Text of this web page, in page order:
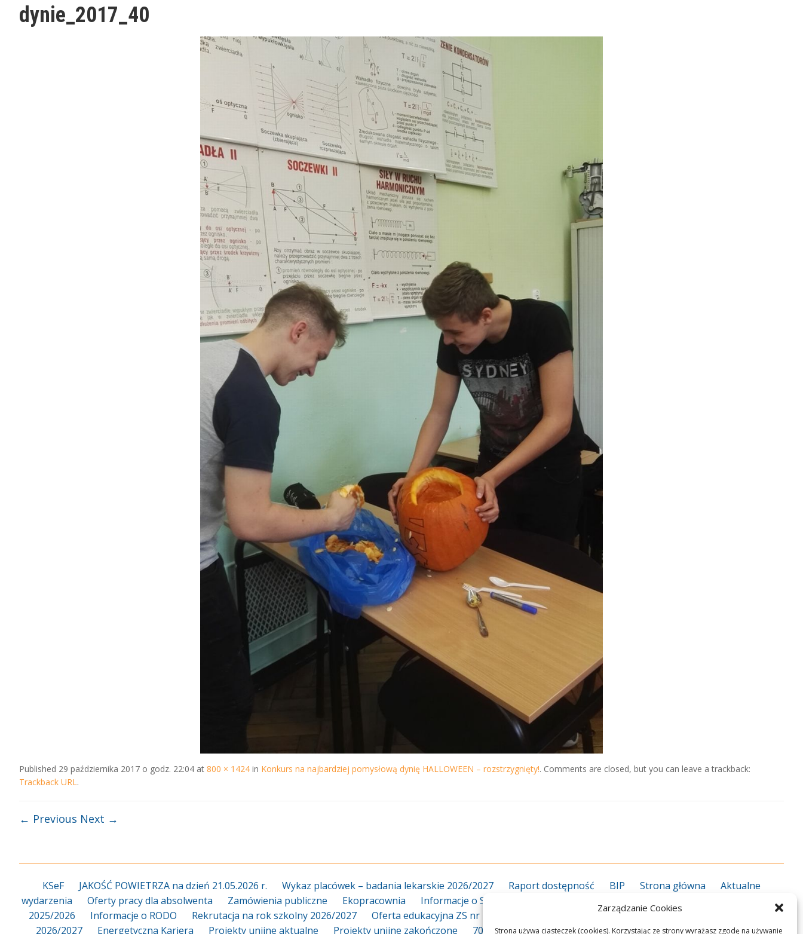
Zarządzanie Cookies
Strona używa ciasteczek (cookies). Korzystając ze strony wyrażasz zgodę na używanie
dynie_2017_40
Published 29 października 2017 o godz. 22:04 at 800 × 1424 in Konkurs na najbardziej pomysłową dynię HALLOWEEN – rozstrzygnięty!. Comments are closed, but you can leave a trackback:
Trackback URL .
← Previous Next →
KSeF JAKOŚĆ POWIETRZA na dzień 21.05.2026 r. Wykaz placówek – badania lekarskie 2026/2027 Raport dostępność BIP Strona główna
Aktualne
wydarzenia
Oferty pracy dla absolwenta Zamówienia publiczne Ekopracownia Informacje o Szkole
Kalendarz roku szkolnego
2025/2026
Informacje o RODO Rekrutacja na rok szkolny 2026/2027 Oferta edukacyjna ZS nr 18 2026/2027 Kierunki kształcenia 2026/2027
2026/2027
Energetyczna Kariera Projekty unijne aktualne Projekty unijne zakończone 70-lecie Dyrekcja Nauczyciele Pedagog/psycholog Plan